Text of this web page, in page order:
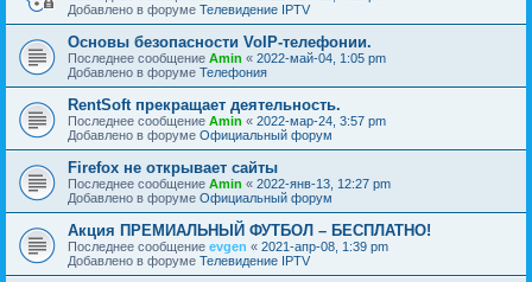
Добавлено в форуме Телевидение IPTV
Основы безопасности VoIP-телефонии.
Последнее сообщение Amin « 2022-май-04, 1:05 pm
Добавлено в форуме Телефония
RentSoft прекращает деятельность.
Последнее сообщение Amin « 2022-мар-24, 3:57 pm
Добавлено в форуме Официальный форум
Firefox не открывает сайты
Последнее сообщение Amin « 2022-янв-13, 12:27 pm
Добавлено в форуме Официальный форум
Акция ПРЕМИАЛЬНЫЙ ФУТБОЛ – БЕСПЛАТНО!
Последнее сообщение evgen « 2021-апр-08, 1:39 pm
Добавлено в форуме Телевидение IPTV